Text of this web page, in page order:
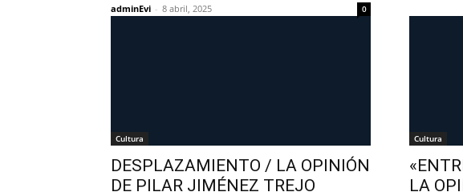
adminEvi - 8 abril, 2025 0
Cultura
DESPLAZAMIENTO / LA OPINIÓN
DE PILAR JIMÉNEZ TREJO
Cultura
LA